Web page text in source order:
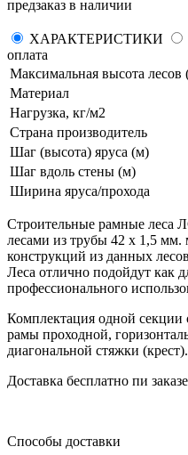
предзаказ в наличии
ХАРАКТЕРИСТИКИ
оплата
Максимальная высота лесов
Материал
Нагрузка, кг/м2
Страна производитель
Шаг (высота) яруса (м)
Шаг вдоль стены (м)
Ширина яруса/прохода
Строительные рамные леса
лесами из трубы 42 х 1,5 мм.
конструкций из данных
Леса отлично подойдут как
профессионального
Комплектация одной секции
рамы проходной,
диагональной стяжки (крест).
Доставка бесплатно пи
Способы доставки